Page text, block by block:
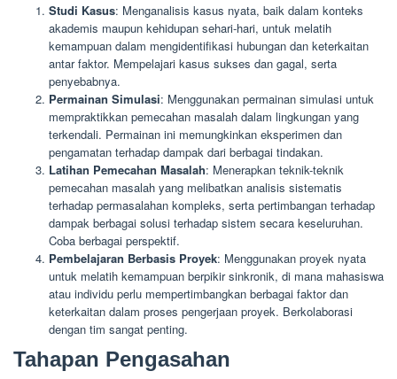
Studi Kasus: Menganalisis kasus nyata, baik dalam konteks
akademis maupun kehidupan sehari-hari, untuk melatih
kemampuan dalam mengidentifikasi hubungan dan keterkaitan
antar faktor. Mempelajari kasus sukses dan gagal, serta
penyebabnya.
Permainan Simulasi: Menggunakan permainan simulasi untuk
mempraktikkan pemecahan masalah dalam lingkungan yang
terkendali. Permainan ini memungkinkan eksperimen dan
pengamatan terhadap dampak dari berbagai tindakan.
Latihan Pemecahan Masalah: Menerapkan teknik-teknik
pemecahan masalah yang melibatkan analisis sistematis
terhadap permasalahan kompleks, serta pertimbangan terhadap
dampak berbagai solusi terhadap sistem secara keseluruhan.
Coba berbagai perspektif.
Pembelajaran Berbasis Proyek: Menggunakan proyek nyata
untuk melatih kemampuan berpikir sinkronik, di mana mahasiswa
atau individu perlu mempertimbangkan berbagai faktor dan
keterkaitan dalam proses pengerjaan proyek. Berkolaborasi
dengan tim sangat penting.
Tahapan Pengasahan